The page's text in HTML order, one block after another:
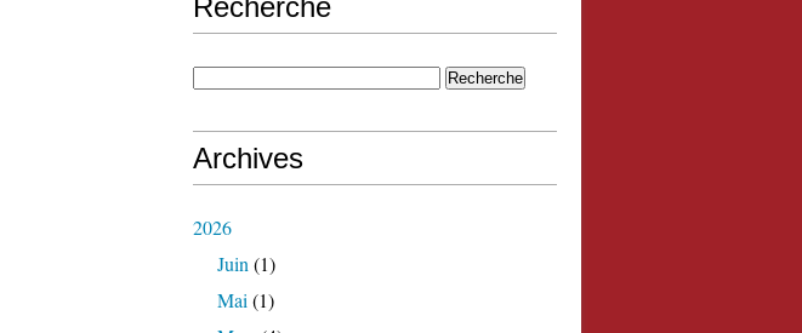
Recherche
Archives
2026
Juin (1)
Mai (1)